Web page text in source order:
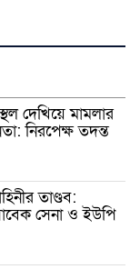
দেখিয়ে মামলার
নিরপেক্ষ তদন্ত
তাণ্ডব:
সেনা ও ইউপি